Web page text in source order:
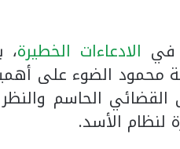
في الادعاءات الخطيرة،
محمود الضوء على
الحاسم
لنظام الأسد.